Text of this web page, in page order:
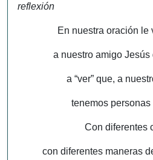
reflexión
En nuestra oración le
a nuestro amigo
a “ver” que, a
tenemos personas
Con diferentes
con diferentes maneras